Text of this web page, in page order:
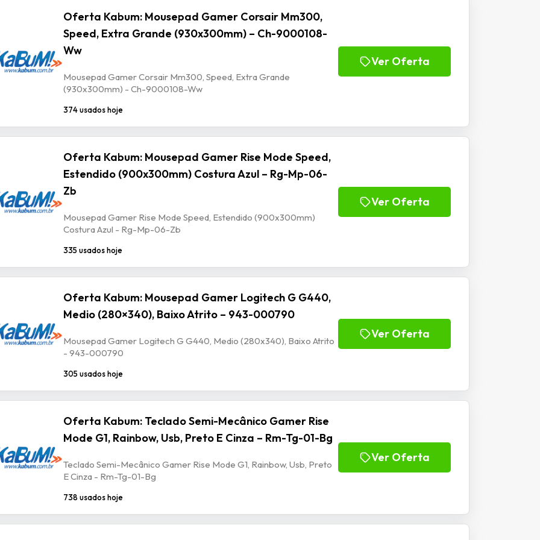
Oferta Kabum: Mousepad Gamer Corsair Mm300,
Speed, Extra Grande (930x300mm) – Ch-9000108-
Ww
Mousepad Gamer Corsair Mm300, Speed, Extra Grande
(930x300mm) - Ch-9000108-Ww
374 usados hoje
Ver Oferta
Oferta Kabum: Mousepad Gamer Rise Mode Speed,
Estendido (900x300mm) Costura Azul – Rg-Mp-06-
Zb
Mousepad Gamer Rise Mode Speed, Estendido (900x300mm)
Costura Azul - Rg-Mp-06-Zb
335 usados hoje
Ver Oferta
Oferta Kabum: Mousepad Gamer Logitech G G440,
Medio (280×340), Baixo Atrito – 943-000790
Mousepad Gamer Logitech G G440, Medio (280x340), Baixo Atrito
- 943-000790
305 usados hoje
Ver Oferta
Oferta Kabum: Teclado Semi-Mecânico Gamer Rise
Mode G1, Rainbow, Usb, Preto E Cinza – Rm-Tg-01-Bg
Teclado Semi-Mecânico Gamer Rise Mode G1, Rainbow, Usb, Preto
E Cinza - Rm-Tg-01-Bg
738 usados hoje
Ver Oferta